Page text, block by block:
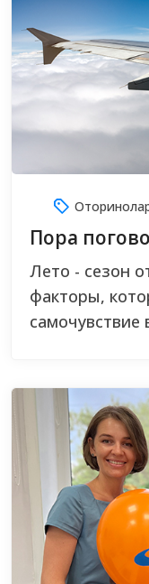
Пора
Лето - сезон
факторы,
самочувствие